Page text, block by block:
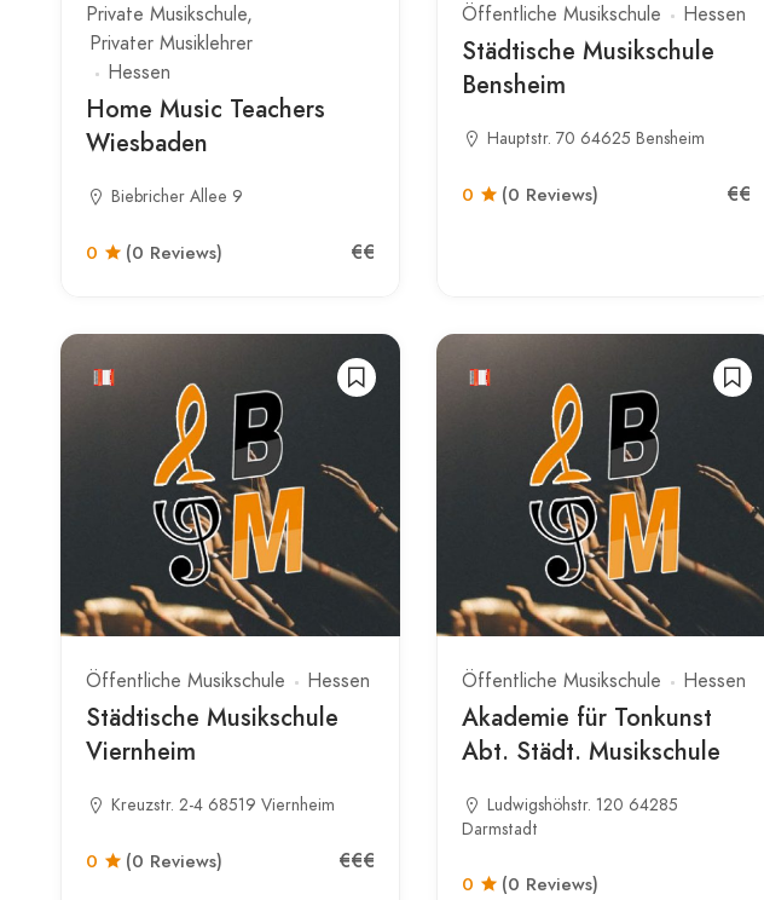
Private Musikschule
Privater Musiklehrer
Hessen
Home Music Teachers
Wiesbaden
Biebricher Allee 9
0 (0 Reviews) €€
Öffentliche Musikschule Hessen
Städtische Musikschule
Bensheim
Hauptstr. 70 64625 Bensheim
0 (0 Reviews) €€
Öffentliche Musikschule Hessen
Städtische Musikschule
Viernheim
Kreuzstr. 2-4 68519 Viernheim
0 (0 Reviews) €€€
Öffentliche Musikschule Hessen
Akademie für Tonkunst
Abt. Städt. Musikschule
Ludwigshöhstr. 120 64285
Darmstadt
0 (0 Reviews)